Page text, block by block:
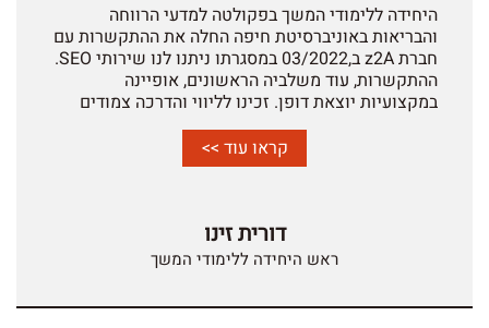
היחידה ללימודי המשך בפקולטה למדעי הרווחה
והבריאות באוניברסיטת חיפה החלה את ההתקשרות עם
חברת z2A ב,03/2022 במסגרתו ניתנו לנו שירותי SEO.
ההתקשרות, עוד משלביה הראשונים, אופיינה
במקצועיות יוצאת דופן. זכינו לליווי והדרכה צמודים
בתהליכי בניית אתר היחידה וניכר כי הידע והניסיון של
צוות החברה ב-WORDPRESS היווה נדבך קריטי
במקסום התוצאות וקידום האתר בהמשך. צוות החברה
לשגורה בפי צוות היחידה. צוות החברה מאופיין בשילוב
נדיר בין מקצועיות לאנושיות, חשיבה מחוץ לקופסה
ובחינה מתמדת של תהליכים רוחביים אשר מינפו את
קראו עוד >>
דורית זינו
ראש היחידה ללימודי המשך